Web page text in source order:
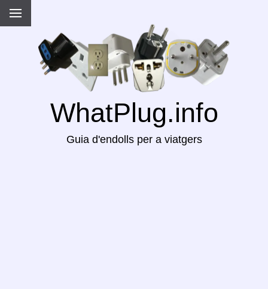
WhatPlug.info
Guia d'endolls per a viatgers